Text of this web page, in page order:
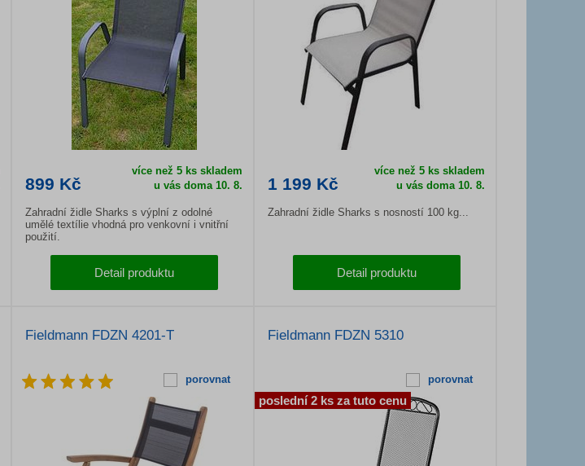
899 Kč
více než 5 ks skladem
u vás doma 10. 8.
Zahradní židle Sharks s výplní z odolné
umělé textílie vhodná pro venkovní i vnitřní
použití.
Detail produktu
1 199 Kč
více než 5 ks skladem
u vás doma 10. 8.
Zahradní židle Sharks s nosností 100 kg...
Detail produktu
Fieldmann FDZN 4201-T
porovnat
Fieldmann FDZN 5310
porovnat
poslední 2 ks za tuto cenu